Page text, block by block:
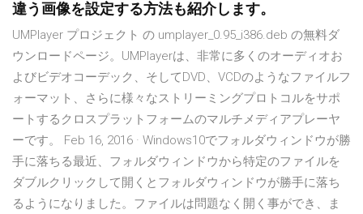
違う画像を設定する方法も紹介します。
UMPlayer プロジェクト の umplayer_0.95_i386.deb の無料ダ
ウンロードページ。UMPlayerは、非常に多くのオーディオお
よびビデオコーデック、そしてDVD、VCDのようなファイルフ
ォーマット、さらに様々なストリーミングプロトコルをサポ
ートするクロスプラットフォームのマルチメディアプレーヤ
ーです。 Feb 16, 2016 · Windows10でフォルダウィンドウが勝
手に落ちる最近、フォルダウィンドウから特定のファイルを
ダブルクリックして開くとフォルダウィンドウが勝手に落ち
るようになりました。ファイルは問題なく開く事ができ、ま